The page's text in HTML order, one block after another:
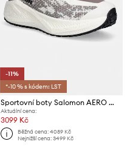
-11%
*-10 % s kódem: LST
Sportovní boty Salomon AERO GLIDE 4
Aktuální cena:
3099 Kč
Běžná cena:4089 Kč
Nejnižší cena:3499 Kč